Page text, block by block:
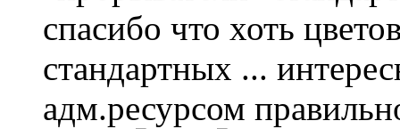
спасибо что хоть
стандартных ...
адм.ресурсом